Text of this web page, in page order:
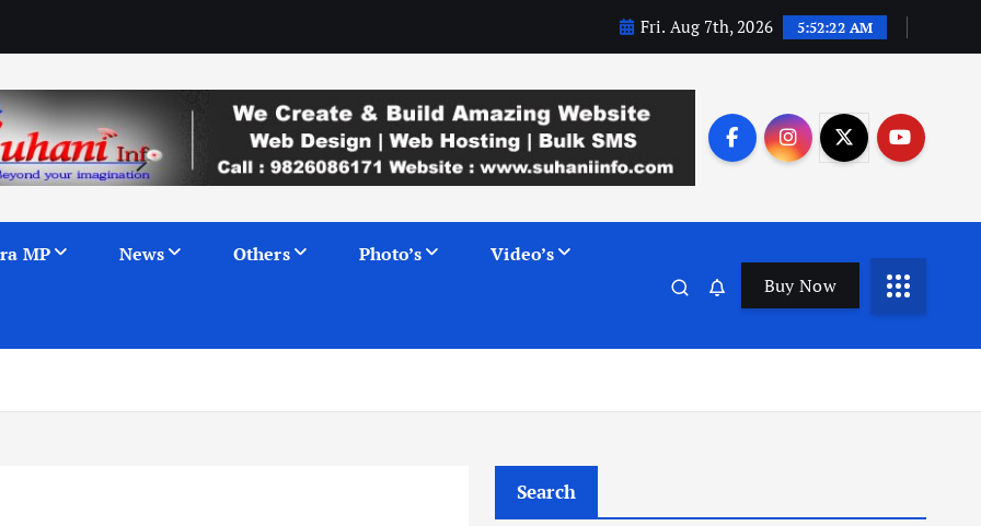
Fri. Aug 7th, 2026 5:52:23 AM
MP News Others Photo’s Video’s
Buy Now
Search